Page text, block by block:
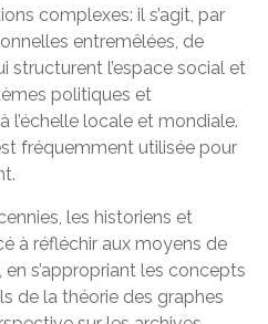
complexes: il s’agit, par
entremêlées, de
structurent l’espace social et
politiques et
l’échelle locale et mondiale.
fréquemment utilisée pour
les historiens et
à réfléchir aux moyens de
s’appropriant les concepts
de la théorie des graphes